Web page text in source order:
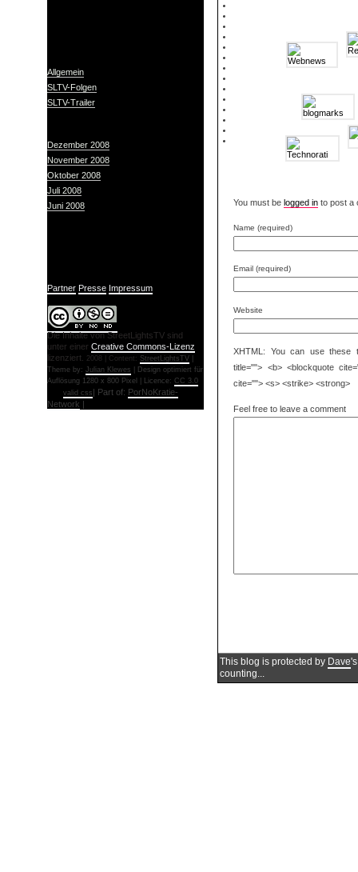
Allgemein
SLTV-Folgen
SLTV-Trailer
Dezember 2008
November 2008
Oktober 2008
Juli 2008
Juni 2008
Partner Presse Impressum
Die Inhalte von StreetLightsTV sind
unter einerCreative Commons-Lizenz
lizenziert.
2008 | Content: StreetLightsTV
Theme by:Julian Klewes
| Design optimiert für
Auflösung 1280 x 800 Pixel | Licence:CC 3.0
valid css | Part of: PorNoKratie-
Network |
You must belogged in to post a
Name (required)
Email (required)
Website
XHTML: You can use these
title=""> <b> <blockquote
cite=""> <s> <strike> <strong>
Feel free to leave a comment
This blog is protected by Dave
counting...